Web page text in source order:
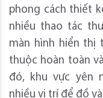
phong cách thiết
nhiều thao tác
màn hình hiển thị
thuộc hoàn toàn
đó, khu vực yên
nhiều vị trí để đồ